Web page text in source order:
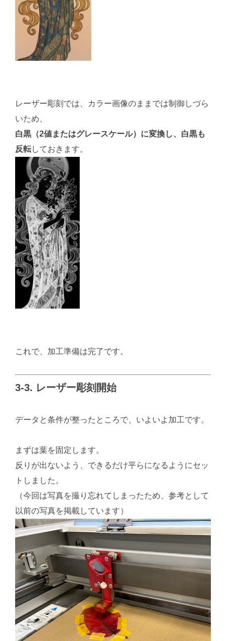
レーザー彫刻では、カラー画像のままでは制御しづら
いため、
白黒（2値またはグレースケール）に変換し、白黒も
反転しておきます。
これで、加工準備は完了です。
3-3. レーザー彫刻開始
データと条件が整ったところで、いよいよ加工です。
まずは葉を固定します。
反りが出ないよう、できるだけ平らになるようにセッ
トしました。
（今回は写真を撮り忘れてしまったため、参考として
以前の写真を掲載しています）